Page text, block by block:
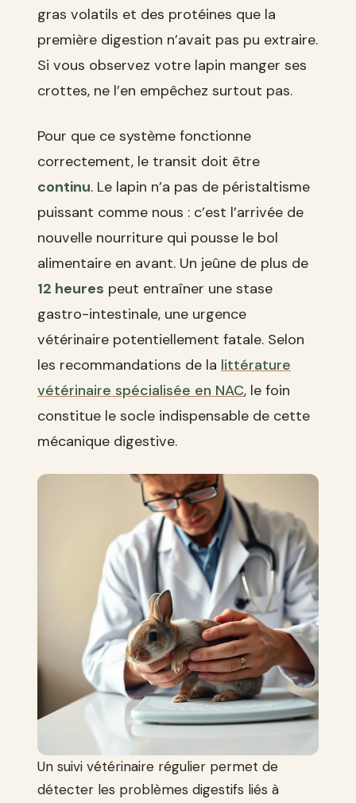
gras volatils et des protéines que la
première digestion n’avait pas pu extraire.
Si vous observez votre lapin manger ses
crottes, ne l’en empêchez surtout pas.
Pour que ce système fonctionne
correctement, le transit doit être
continu. Le lapin n’a pas de péristaltisme
puissant comme nous : c’est l’arrivée de
nouvelle nourriture qui pousse le bol
alimentaire en avant. Un jeûne de plus de
12 heures peut entraîner une stase
gastro-intestinale, une urgence
vétérinaire potentiellement fatale. Selon
les recommandations de la littérature
vétérinaire spécialisée en NAC, le foin
constitue le socle indispensable de cette
mécanique digestive.
Un suivi vétérinaire régulier permet de
détecter les problèmes digestifs liés à